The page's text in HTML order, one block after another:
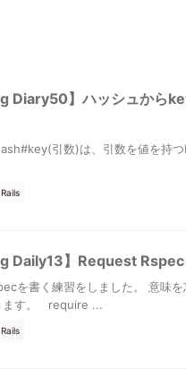
Diary50】ハッシュから
引数)は、引数を値を持
Rails
Daily13】Request
を書く練習をしました。 意味
ます。 require ...
Rails